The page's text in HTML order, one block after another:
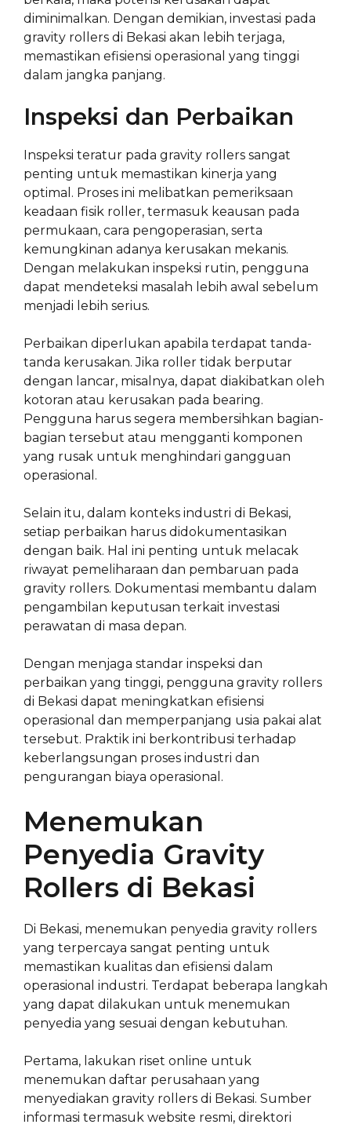
diminimalkan. Dengan demikian, investasi pada
gravity rollers di Bekasi akan lebih terjaga,
memastikan efisiensi operasional yang tinggi
dalam jangka panjang.
Inspeksi dan Perbaikan
Inspeksi teratur pada gravity rollers sangat
penting untuk memastikan kinerja yang
optimal. Proses ini melibatkan pemeriksaan
keadaan fisik roller, termasuk keausan pada
permukaan, cara pengoperasian, serta
kemungkinan adanya kerusakan mekanis.
Dengan melakukan inspeksi rutin, pengguna
dapat mendeteksi masalah lebih awal sebelum
menjadi lebih serius.
Perbaikan diperlukan apabila terdapat tanda-
tanda kerusakan. Jika roller tidak berputar
dengan lancar, misalnya, dapat diakibatkan oleh
kotoran atau kerusakan pada bearing.
Pengguna harus segera membersihkan bagian-
bagian tersebut atau mengganti komponen
yang rusak untuk menghindari gangguan
operasional.
Selain itu, dalam konteks industri di Bekasi,
setiap perbaikan harus didokumentasikan
dengan baik. Hal ini penting untuk melacak
riwayat pemeliharaan dan pembaruan pada
gravity rollers. Dokumentasi membantu dalam
pengambilan keputusan terkait investasi
perawatan di masa depan.
Dengan menjaga standar inspeksi dan
perbaikan yang tinggi, pengguna gravity rollers
di Bekasi dapat meningkatkan efisiensi
operasional dan memperpanjang usia pakai alat
tersebut. Praktik ini berkontribusi terhadap
keberlangsungan proses industri dan
pengurangan biaya operasional.
Menemukan
Penyedia Gravity
Rollers di Bekasi
Di Bekasi, menemukan penyedia gravity rollers
yang terpercaya sangat penting untuk
memastikan kualitas dan efisiensi dalam
operasional industri. Terdapat beberapa langkah
yang dapat dilakukan untuk menemukan
penyedia yang sesuai dengan kebutuhan.
Pertama, lakukan riset online untuk
menemukan daftar perusahaan yang
menyediakan gravity rollers di Bekasi. Sumber
informasi termasuk website resmi, direktori